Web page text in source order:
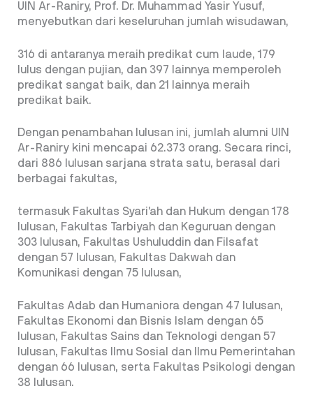
UIN Ar-Raniry, Prof. Dr. Muhammad Yasir Yusuf,
menyebutkan dari keseluruhan jumlah wisudawan,
316 di antaranya meraih predikat cum laude, 179
lulus dengan pujian, dan 397 lainnya memperoleh
predikat sangat baik, dan 21 lainnya meraih
predikat baik.
Dengan penambahan lulusan ini, jumlah alumni UIN
Ar-Raniry kini mencapai 62.373 orang. Secara rinci,
dari 886 lulusan sarjana strata satu, berasal dari
berbagai fakultas,
termasuk Fakultas Syari’ah dan Hukum dengan 178
lulusan, Fakultas Tarbiyah dan Keguruan dengan
303 lulusan, Fakultas Ushuluddin dan Filsafat
dengan 57 lulusan, Fakultas Dakwah dan
Komunikasi dengan 75 lulusan,
Fakultas Adab dan Humaniora dengan 47 lulusan,
Fakultas Ekonomi dan Bisnis Islam dengan 65
lulusan, Fakultas Sains dan Teknologi dengan 57
lulusan, Fakultas Ilmu Sosial dan Ilmu Pemerintahan
dengan 66 lulusan, serta Fakultas Psikologi dengan
38 lulusan.